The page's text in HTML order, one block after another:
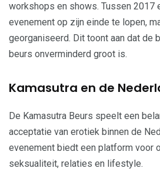
workshops en shows. Tussen 2017
evenement op zijn einde te lopen,
georganiseerd. Dit toont aan dat de
beurs onverminderd groot is.
Kamasutra en de
De Kamasutra Beurs speelt een
acceptatie van erotiek binnen de
evenement biedt een platform voor
seksualiteit, relaties en lifestyle.